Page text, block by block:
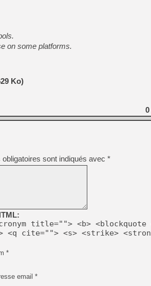
on some platforms.
Ko)
0
sont indiqués avec *
title=""> <b> <blockquote
<q cite=""> <s> <strike>
*
email *